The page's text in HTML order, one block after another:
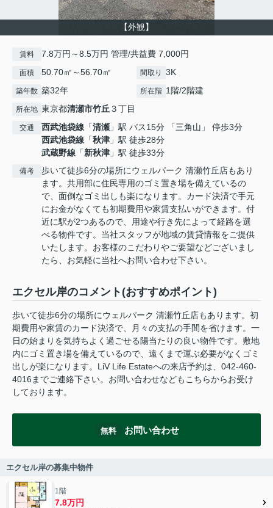
【外観】
賃料 7.8万円～8.5万円 管理/共益費 7,000円
面積 50.70㎡～56.70㎡ 間取り 3K
築年数 築32年 所在階 1階/2階建
所在地 東京都清瀬市竹丘３丁目
交通 西武池袋線 「清瀬 」駅 バス15分 「三角山」 停歩3分
西武池袋線 「秋津 」駅 徒歩28分
武蔵野線 「新秋津 」駅 徒歩33分
備考
歩いて徒歩6分の場所にウェルパーク 清瀬竹丘店もあり
ます。共用部に住民専用のゴミ置き場を備えているの
で、面倒なゴミ出しも楽になります。カード決済で手元
にお金がなくても初期費用や家賃支払いができます。付
近に駅が2つあるので、用途や行き先によって経路を選
べる物件です。当社スタッフが地域の賃貸情報をご提供
いたします。お客様のこだわりやご要望などございまし
たら、お気軽に当社へお問い合わせ下さい。
エクセル岸のコメント(おすすめポイント)
歩いて徒歩6分の場所にウェルパーク 清瀬竹丘店もあります。初
期費用や家賃のカード決済で、月々の支払の手間を省けます。一
日の始まりを気持ちよく過ごせる陽当たりの良い物件です。敷地
内にゴミ置き場を備えているので、遠くまで運ぶ必要がなくゴミ
出しが楽になります。LiV Life Estateへの来店予約は、042-460-
4016までご連絡下さい。お問い合わせなどもこちらからお受け
しております。
無料 お問い合わせ
エクセル岸の募集中物件
1階
7.8万円